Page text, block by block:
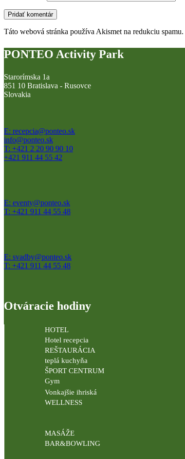
Táto webová stránka používa Akismet na redukciu spamu.
PONTEO Activity Park
Starorímska 1a
851 10 Bratislava - Rusovce
Slovakia
E: recepcia@ponteo.sk
info@ponteo.sk
T: +421 2 20 90 90 10
+421 911 44 55 42
E: eventy@ponteo.sk
T: +421 911 44 55 48
E: svadby@ponteo.sk
T: +421 911 44 55 48
Otváracie hodiny
HOTEL
Hotel recepcia
REŠTAURÁCIA
teplá kuchyňa
ŠPORT CENTRUM
Gym
Vonkajšie ihriská
WELLNESS
MASÁŽE
BAR&BOWLING